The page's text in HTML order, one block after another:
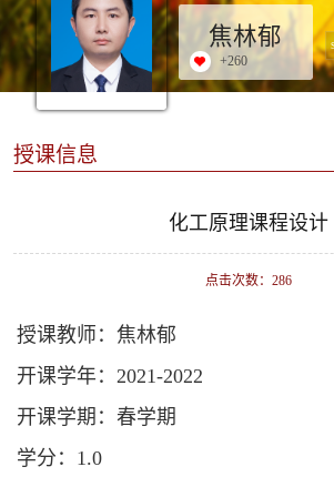
焦林郁
+260
授课信息
化工原理课程设计
点击次数： 286
授课教师：焦林郁
开课学年：2021-2022
开课学期：春学期
学分：1.0